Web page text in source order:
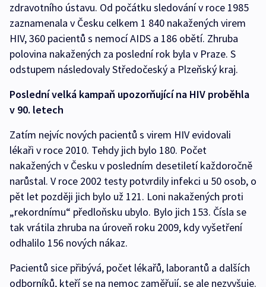
zdravotního ústavu. Od počátku sledování v roce 1985
zaznamenala v Česku celkem 1 840 nakažených virem
HIV, 360 pacientů s nemocí AIDS a 186 obětí. Zhruba
polovina nakažených za poslední rok byla v Praze. S
odstupem následovaly Středočeský a Plzeňský kraj.
Poslední velká kampaň upozorňující na HIV proběhla
v 90. letech
Zatím nejvíc nových pacientů s virem HIV evidovali
lékaři v roce 2010. Tehdy jich bylo 180. Počet
nakažených v Česku v posledním desetiletí každoročně
narůstal. V roce 2002 testy potvrdily infekci u 50 osob, o
pět let později jich bylo už 121. Loni nakažených proti
„rekordnímu“ předloňsku ubylo. Bylo jich 153. Čísla se
tak vrátila zhruba na úroveň roku 2009, kdy vyšetření
odhalilo 156 nových nákaz.
Pacientů sice přibývá, počet lékařů, laborantů a dalších
odborníků, kteří se na nemoc zaměřují, se ale nezvyšuje.